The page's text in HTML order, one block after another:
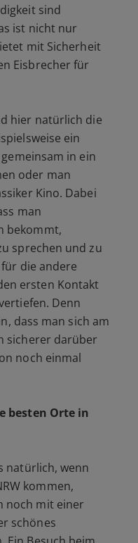
sind
ist nicht nur
mit Sicherheit
Eisbrecher für
hier natürlich die
ein
in ein
oder man
Kino. Dabei
man
bekommt,
sprechen und zu
die andere
ersten Kontakt
Denn
dass man sich am
sicherer darüber
noch einmal
besten Orte in
natürlich, wenn
kommen,
noch mit einer
schönes